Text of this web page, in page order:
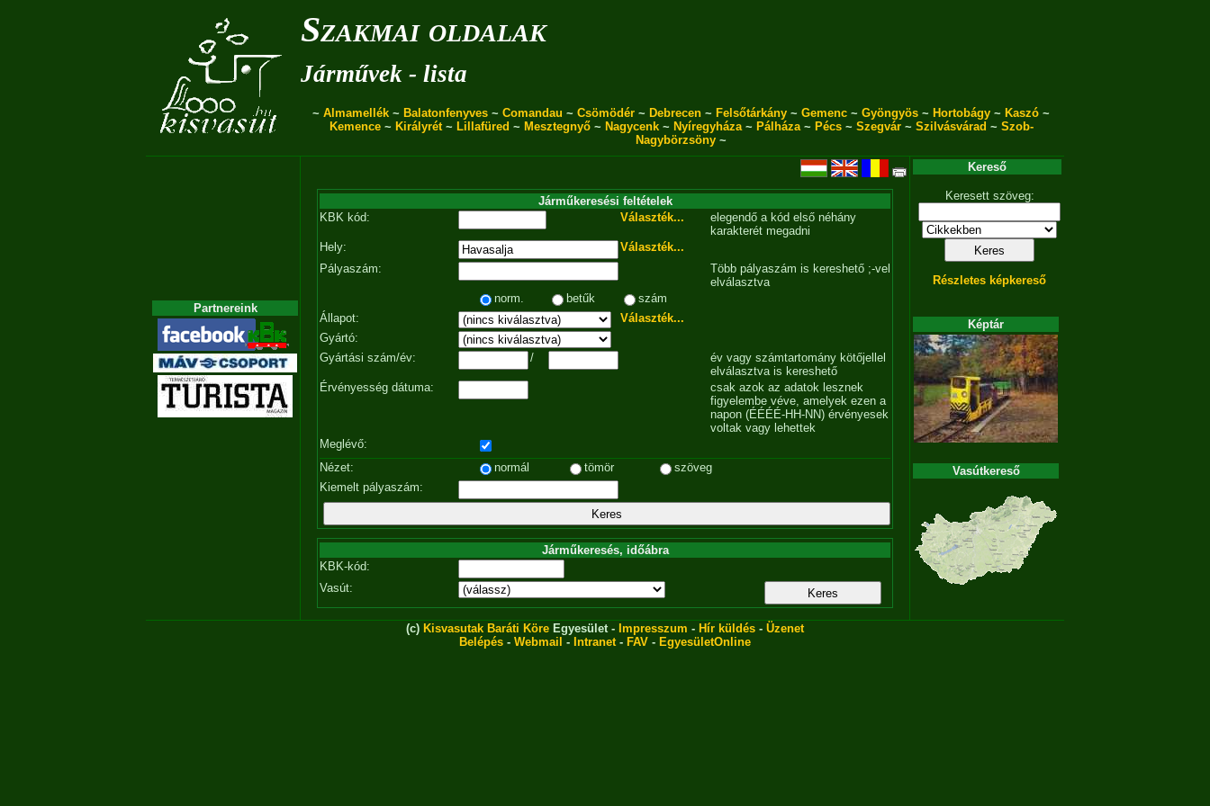
Szakmai oldalak
Járművek - lista
~ Almamellék ~ Balatonfenyves ~ Comandau ~ Csömödér ~ Debrecen ~ Felsőtárkány ~ Gemenc ~ Gyöngyös ~ Hortobágy ~ Kaszó ~
Kemence~ Királyrét~ Lillafüred ~ Mesztegnyő~ Nagycenk~ Nyíregyháza~ Pálháza~ Pécs~ Szegvár~ Szilvásvárad ~ Szob-
Nagybörzsöny ~
Partnereink
Járműkeresési feltételek
KBK kód:
Választék...
elegendő a kód első néhány
karakterét megadni
Hely:
Választék...
Pályaszám:
Több pályaszám is kereshető ;-vel
elválasztva
norm.
betűk
szám
Állapot:
Választék...
Gyártó:
Gyártási szám/év:
/
év vagy számtartomány kötőjellel
elválasztva is kereshető
Érvényesség dátuma:
csak azok az adatok lesznek
figyelembe véve, amelyek ezen a
napon (ÉÉÉÉ-HH-NN) érvényesek
voltak vagy lehettek
Meglévő:
Nézet:
normál tömör
szöveg
Kiemelt pályaszám:
Járműkeresés, időábra
KBK-kód:
Vasút:
Kereső
Keresett szöveg:
Részletes képkereső
Képtár
Vasútkereső
(c) Kisvasutak Baráti Köre Egyesület - Impresszum - Hír küldés - Üzenet
Belépés - Webmail - Intranet- FAV - EgyesületOnline